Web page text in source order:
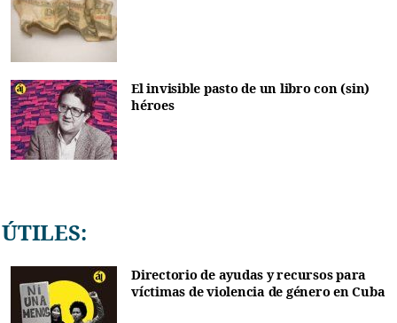
El invisible pasto de un libro con (sin)
héroes
ÚTILES:
Directorio de ayudas y recursos para
víctimas de violencia de género en Cuba